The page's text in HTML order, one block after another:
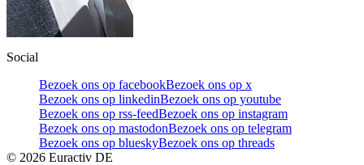
Social
Bezoek ons op facebookBezoek ons op x
Bezoek ons op linkedinBezoek ons op youtube
Bezoek ons op rss-feedBezoek ons op instagram
Bezoek ons op mastodonBezoek ons op telegram
Bezoek ons op blueskyBezoek ons op threads
© 2026 Euractiv DE